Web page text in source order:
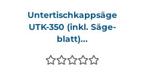
Un­ter­tisch­kapp­sä­ge
UTK-​350 (inkl. Sä­ge­
blatt)...